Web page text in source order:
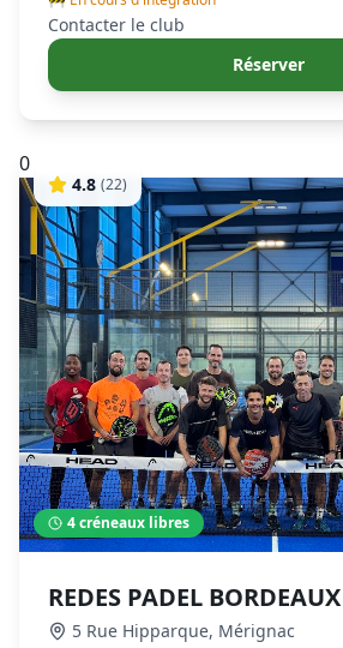
Contacter le club
Réserver
0
4.8 (22)
4créneaux libres
REDES PADEL
d’affaires autour du padel
5 Rue Hipparque, Mérignac